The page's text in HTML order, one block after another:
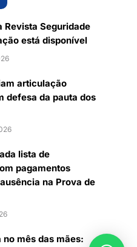
Revista Seguridade
está disponível
articulação
defesa da pauta dos
lista de
pagamentos
na Prova de
mês das mães: